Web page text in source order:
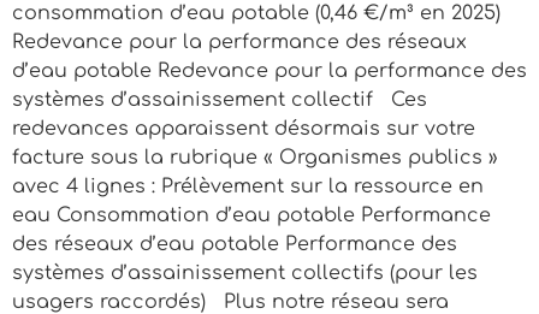
consommation d’eau potable (0,46 €/m³ en 2025)
Redevance pour la performance des réseaux
d’eau potable Redevance pour la performance des
systèmes d’assainissement collectif Ces
redevances apparaissent désormais sur votre
facture sous la rubrique « Organismes publics »
avec 4 lignes : Prélèvement sur la ressource en
eau Consommation d’eau potable Performance
des réseaux d’eau potable Performance des
systèmes d’assainissement collectifs (pour les
usagers raccordés) Plus notre réseau sera